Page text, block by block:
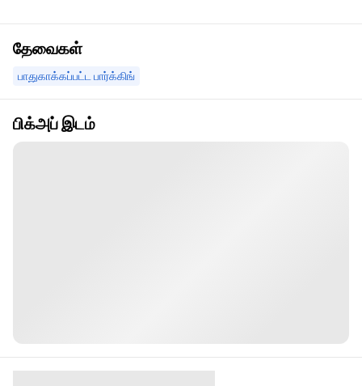
தேவைகள்
பாதுகாக்கப்பட்ட பார்க்கிங்
பிக்அப் இடம்